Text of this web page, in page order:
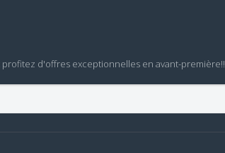
d'offres exceptionnelles en avant-première!!